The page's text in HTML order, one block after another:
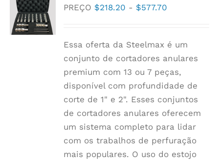
PREÇO $218.20 - $577.70
$218.20
a
$577.70
Essa oferta da Steelmax é um
conjunto de cortadores anulares
premium com 13 ou 7 peças,
disponível com profundidade de
corte de 1" e 2". Esses conjuntos
de cortadores anulares oferecem
um sistema completo para lidar
com os trabalhos de perfuração
mais populares. O uso do estojo